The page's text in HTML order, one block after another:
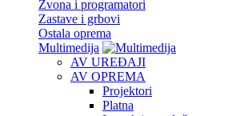
Zvona i programatori
Zastave i grbovi
Ostala oprema
Multimedija
AV UREĐAJI
AV OPREMA
Projektori
Platna